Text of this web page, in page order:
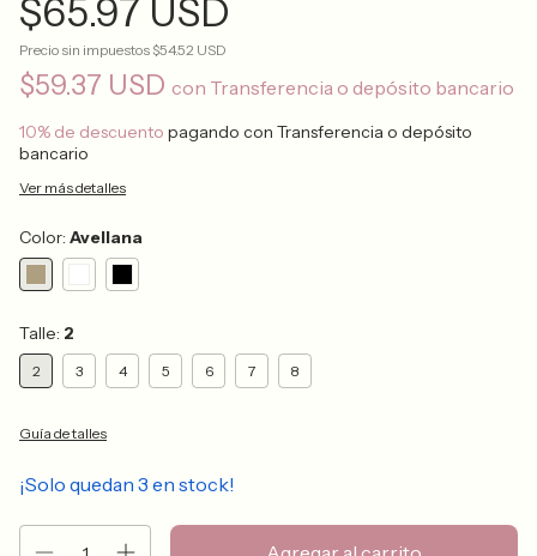
$65.97 USD
Precio sin impuestos $54.52 USD
$59.37 USD con Transferencia o depósito bancario
10% de descuento pagando con Transferencia o depósito
bancario
Ver más detalles
Color: Avellana
Talle: 2
2 3 4 5 6 7 8
Guía de talles
¡Solo quedan 3 en stock!